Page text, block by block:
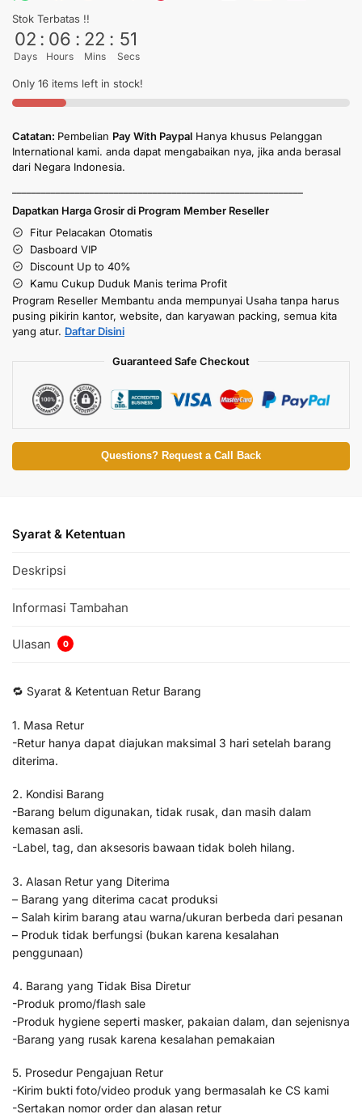
Stok Terbatas !!
02
Days
: 06
Hours
: 22
Mins
: 50
Secs
Only 16 items left in stock!
Catatan: Pembelian Pay With Paypal Hanya khusus Pelanggan
International kami. anda dapat mengabaikan nya, jika anda berasal
dari Negara Indonesia.
Dapatkan Harga Grosir di Program Member Reseller
Fitur Pelacakan Otomatis
Dasboard VIP
Discount Up to 40%
Kamu Cukup Duduk Manis terima Profit
Program Reseller Membantu anda mempunyai Usaha tanpa harus
pusing pikirin kantor, website, dan karyawan packing, semua kita
yang atur. Daftar Disini
Guaranteed Safe Checkout
Questions? Request a Call Back
Syarat & Ketentuan
Deskripsi
Informasi Tambahan
Ulasan 0
🔁 Syarat & Ketentuan Retur Barang
1. Masa Retur
-Retur hanya dapat diajukan maksimal 3 hari setelah barang
diterima.
2. Kondisi Barang
-Barang belum digunakan, tidak rusak, dan masih dalam
kemasan asli.
-Label, tag, dan aksesoris bawaan tidak boleh hilang.
3. Alasan Retur yang Diterima
– Barang yang diterima cacat produksi
– Salah kirim barang atau warna/ukuran berbeda dari pesanan
– Produk tidak berfungsi (bukan karena kesalahan
penggunaan)
4. Barang yang Tidak Bisa Diretur
-Produk promo/flash sale
-Produk hygiene seperti masker, pakaian dalam, dan sejenisnya
-Barang yang rusak karena kesalahan pemakaian
5. Prosedur Pengajuan Retur
-Kirim bukti foto/video produk yang bermasalah ke CS kami
-Sertakan nomor order dan alasan retur